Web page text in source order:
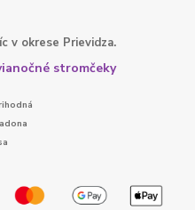
v okrese Prievidza.
stromčeky